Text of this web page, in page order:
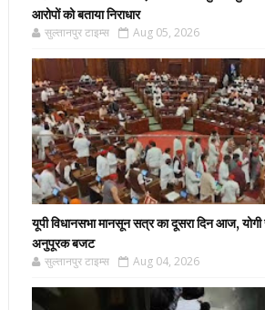
आरोपों को बताया निराधार
सुल्तानपुर टाइम्स Aug 05, 2026
यूपी विधानसभा मानसून सत्र का दूसरा दिन आज,
अनुपूरक बजट
सुल्तानपुर टाइम्स Aug 04, 2026